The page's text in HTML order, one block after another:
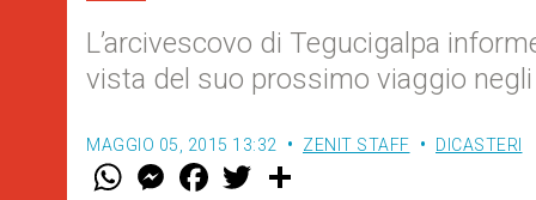
L’arcivescovo di Tegucigalpa
vista del suo prossimo viaggio
MAGGIO 05, 2015 13:32 ZENIT STAFF DICASTERI
W M
e
F
a w